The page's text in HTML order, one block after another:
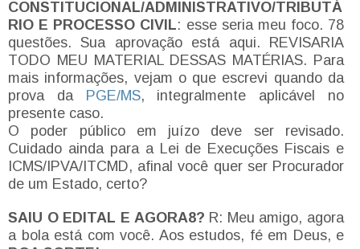
CONSTITUCIONAL/ADMINISTRATIVO/TRIBUTÁ
RIO E PROCESSO CIVIL: esse seria meu foco. 78
questões. Sua aprovação está aqui. REVISARIA
TODO MEU MATERIAL DESSAS MATÉRIAS. Para
mais informações, vejam o que escrevi quando da
prova da PGE/MS, integralmente aplicável no
presente caso.
O poder público em juízo deve ser revisado.
Cuidado ainda para a Lei de Execuções Fiscais e
ICMS/IPVA/ITCMD, afinal você quer ser Procurador
de um Estado, certo?
SAIU O EDITAL E AGORA8? R: Meu amigo, agora
a bola está com você. Aos estudos, fé em Deus, e